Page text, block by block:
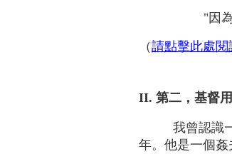
"因
（請點擊此處
II. 第二，基督
我曾認識
年。他是一個姦